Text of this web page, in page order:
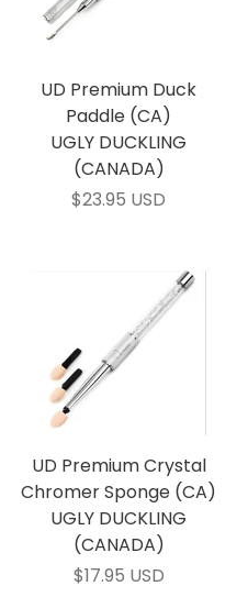
UD Premium Duck
Paddle (CA)
UGLY DUCKLING
(CANADA)
$23.95 USD
UD Premium Crystal
Chromer Sponge (CA)
UGLY DUCKLING
(CANADA)
$17.95 USD